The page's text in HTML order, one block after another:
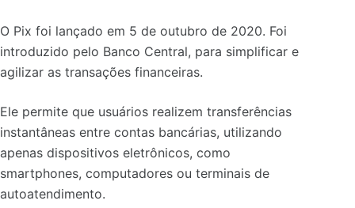
O Pix foi lançado em 5 de outubro de 2020. Foi
introduzido pelo Banco Central, para simplificar e
agilizar as transações financeiras.
Ele permite que usuários realizem transferências
instantâneas entre contas bancárias, utilizando
apenas dispositivos eletrônicos, como
smartphones, computadores ou terminais de
autoatendimento.